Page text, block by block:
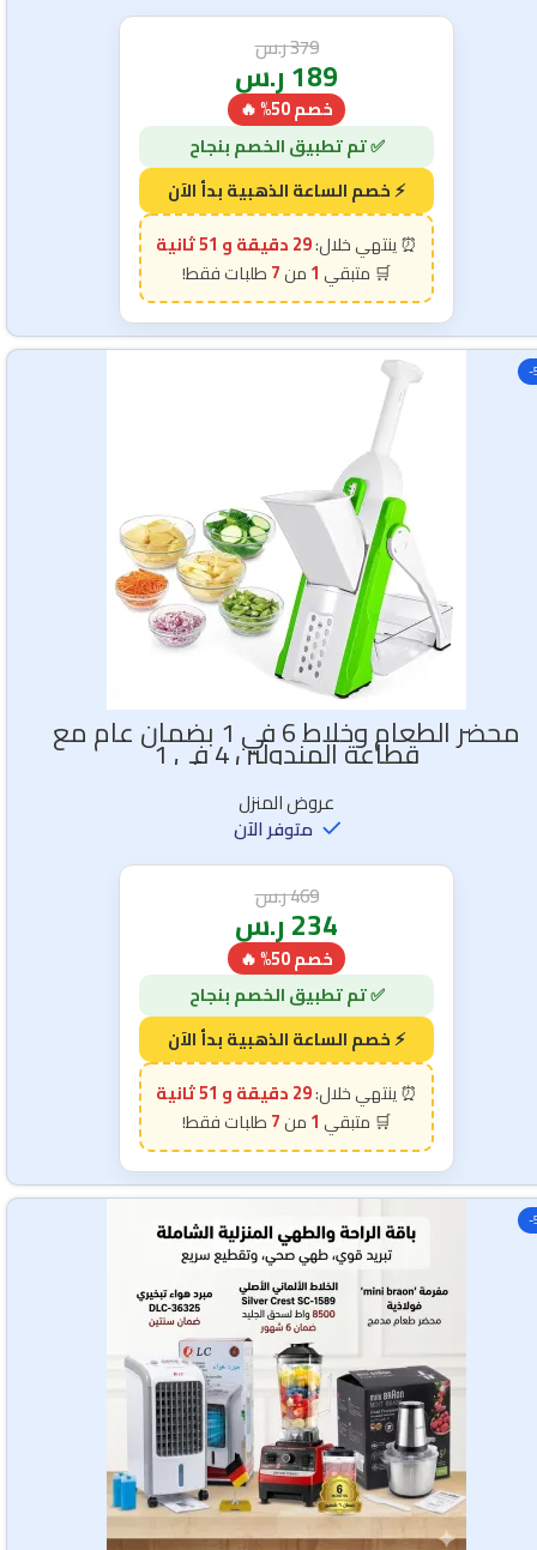
379ر.س
189ر.س
خصم 50% 🔥
29 دقيقة و 49 ثانية
1
7
-
محضر الطعام وخلاط 6 في 1 بضمان عام مع قطاعة المندولين 4 فى 1
عروض المنزل
متوفر الآن
469ر.س
234ر.س
خصم 50% 🔥
29 دقيقة و 49 ثانية
1
7
-